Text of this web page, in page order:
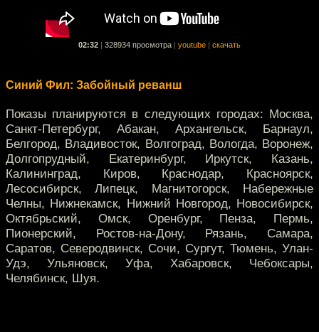
02:32 328934 просмотра youtube скачать
Синий Фил: Забойный реванш
Показы планируются в следующих городах: Москва,
Санкт-Петербург, Абакан, Архангельск, Барнаул,
Белгород, Владивосток, Волгоград, Вологда, Воронеж,
Долгопрудный, Екатеринбург, Иркутск, Казань,
Калининград, Киров, Краснодар, Красноярск,
Лесосибирск, Липецк, Магнитогорск, Набережные
Челны, Нижнекамск, Нижний Новгород, Новосибирск,
Октябрьский, Омск, Оренбург, Пенза, Пермь,
Пионерский, Ростов-на-Дону, Рязань, Самара,
Саратов, Северодвинск, Сочи, Сургут, Тюмень, Улан-
Удэ, Ульяновск, Уфа, Хабаровск, Чебоксары,
Челябинск, Шуя.